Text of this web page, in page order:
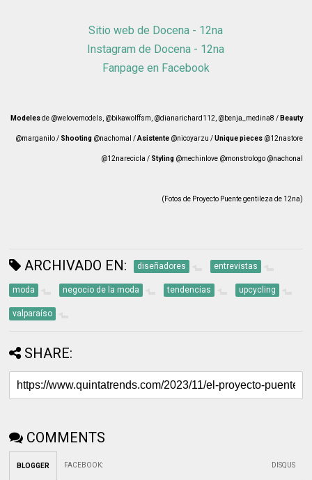
Sitio web de Docena - 12na
Instagram de Docena - 12na
Fanpage en Facebook
Modelesde @welovemodels, @bikawolffsm, @dianarichard112, @benja_medina8 / Beauty
@marganilo / Shooting@nachomal /Asistente@nicoyarzu /Unique pieces@12nastore
@12narecicla / Styling@mechinlove @monstrologo @nachonal
(Fotos de Proyecto Puente gentileza de 12na)
ARCHIVADO EN: diseñadores entrevistas
moda negocio de la moda tendencias upcycling
valparaíso
SHARE:
COMMENTS
BLOGGER FACEBOOK: DISQUS